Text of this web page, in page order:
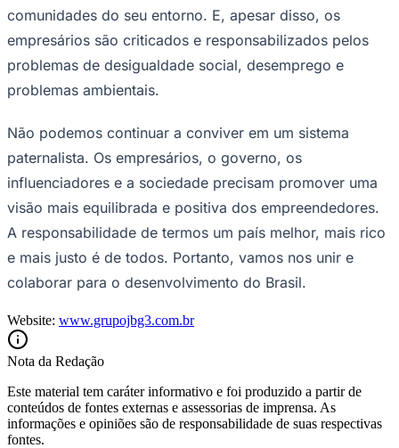
Palmeiras
comunidades do seu entorno. E, apesar disso, os
empresários são criticados e responsabilizados pelos
problemas de desigualdade social, desemprego e
problemas ambientais.
Não podemos continuar a conviver em um sistema
paternalista. Os empresários, o governo, os
influenciadores e a sociedade precisam promover uma
visão mais equilibrada e positiva dos empreendedores.
A responsabilidade de termos um país melhor, mais rico
e mais justo é de todos. Portanto, vamos nos unir e
colaborar para o desenvolvimento do Brasil.
Website: www.grupojbg3.com.br
Nota da Redação
Este material tem caráter informativo e foi produzido a partir de
conteúdos de fontes externas e assessorias de imprensa. As
informações e opiniões são de responsabilidade de suas respectivas
fontes.